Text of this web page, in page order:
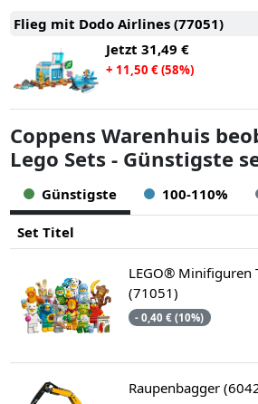
Flieg mit Dodo Airlines (77051)
Jetzt 31,49 €
+ 11,50 € (58%)
Coppens Warenhuis
Lego Sets - Günstigste
Günstigste 100-110%
Set Titel
LEGO® Minifiguren
(71051)
- 0,40 € (10%)
Raupenbagger